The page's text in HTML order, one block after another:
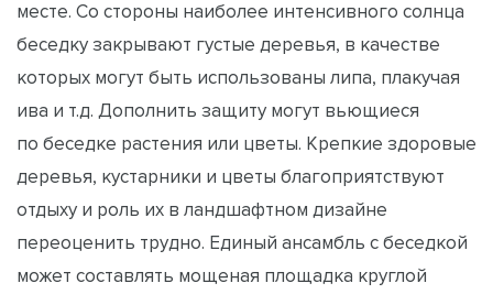
месте. Со стороны наиболее интенсивного солнца
беседку закрывают густые деревья, в качестве
которых могут быть использованы липа, плакучая
ива и т.д. Дополнить защиту могут вьющиеся
по беседке растения или цветы. Крепкие здоровые
деревья, кустарники и цветы благоприятствуют
отдыху и роль их в ландшафтном дизайне
переоценить трудно. Единый ансамбль с беседкой
может составлять мощеная площадка круглой